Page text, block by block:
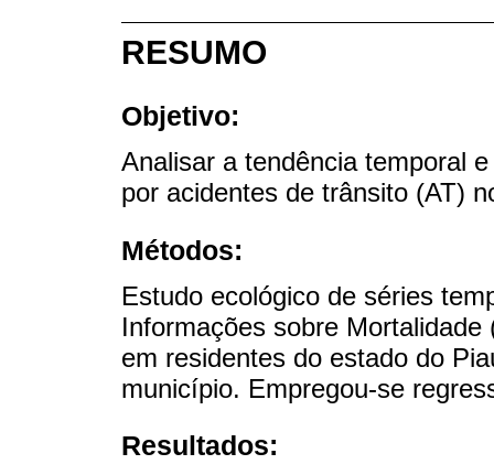
RESUMO
Objetivo:
Analisar a tendência temporal
por acidentes de trânsito (AT)
Métodos:
Estudo ecológico de séries
Informações sobre
em residentes do estado do
município. Empregou-se
Resultados: